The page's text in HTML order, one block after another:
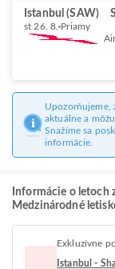
Istanbul (SAW)
st 26. 8. Priamy
Upozorňujeme,
aktuálne a
Snažíme sa
informácie.
Informácie o letoch
Medzinárodné
Exkluzívne
Istanbul -